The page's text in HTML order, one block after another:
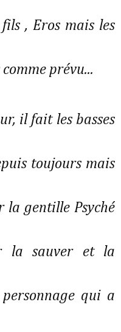
, Eros mais les
comme prévu...
il fait les basses
toujours mais
la gentille Psyché
la sauver et la
qui a